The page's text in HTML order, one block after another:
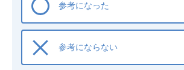
参考になった
参考にならない